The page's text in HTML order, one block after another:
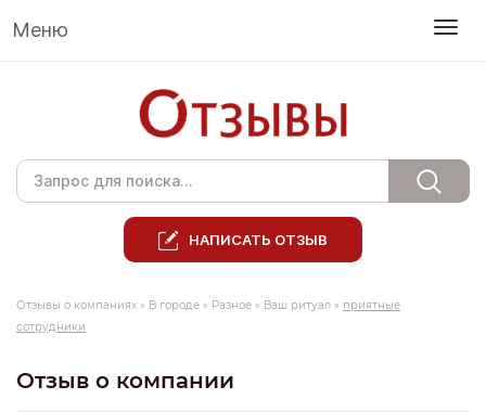
Меню
НАПИСАТЬ ОТЗЫВ
Отзывы о компаниях » В городе » Разное » Ваш ритуал » приятные
сотрудники
Отзыв о компании